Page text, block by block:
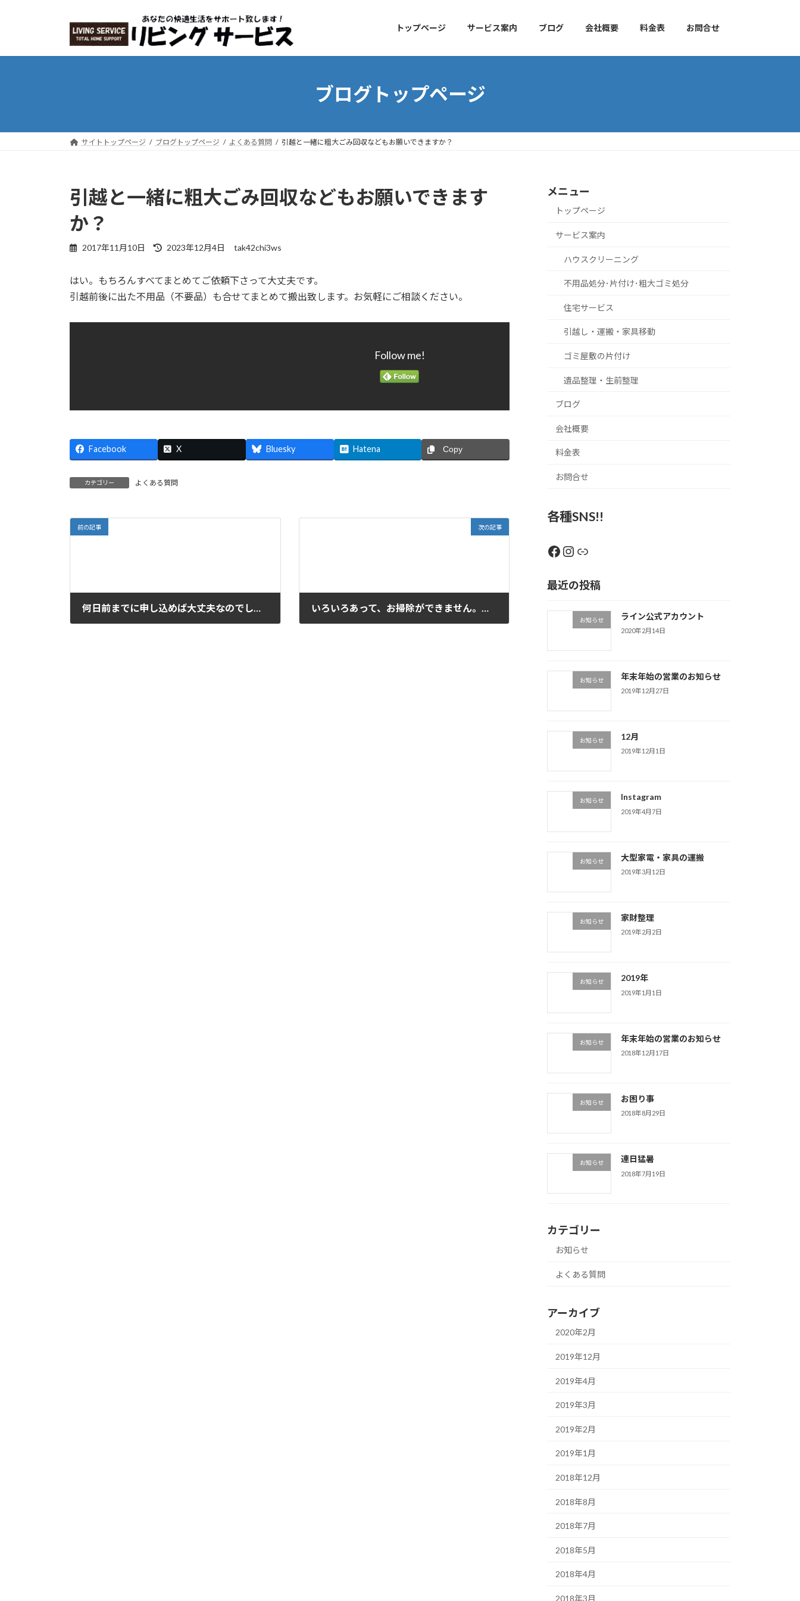
プ
動
トップページ サービス案内 ブログ 会社概要 料金表 お問合せ
ブログトップページ
サイトトップページ ブログトップページ よくある質問 引越と一緒に粗大ごみ回収などもお願いできますか？
引越と一緒に粗大ごみ回収などもお願いできます
か？
2017年11月10日
最
新
日
2023年12月4日 tak42chi3ws
はい。もちろんすべてまとめてご依頼下さって大丈夫です。
引越前後に出た不用品（不要品）も合せてまとめて搬出致します。お気軽にご相談ください。
Follow me!
Facebook X Bluesky Hatena Copy
カテゴリー よくある質問
前の記事 次の記事
メニュー
トップページ
サービス案内
ハウスクリーニング
不用品処分･片付け･粗大ゴミ処分
住宅サービス
引越し・運搬・家具移動
ゴミ屋敷の片付け
遺品整理・生前整理
ブログ
会社概要
料金表
お問合せ
各種SNS!!
Facebook
Instagram
Link
最近の投稿
お知らせ ライン公式アカウント
2020年2月14日
お知らせ 年末年始の営業のお知らせ
2019年12月27日
お知らせ 12月
2019年12月1日
お知らせ Instagram
2019年4月7日
お知らせ 大型家電・家具の運搬
2019年3月12日
お知らせ 家財整理
2019年2月2日
お知らせ 2019年
2019年1月1日
お知らせ 年末年始の営業のお知らせ
2018年12月17日
お知らせ お困り事
2018年8月29日
お知らせ 連日猛暑
2018年7月19日
カテゴリー
お知らせ
よくある質問
アーカイブ
2020年2月
2019年12月
2019年4月
2019年3月
2019年2月
2019年1月
2018年12月
2018年8月
2018年7月
2018年5月
2018年4月
2018年3月